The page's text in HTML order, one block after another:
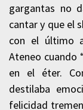
gargantas no
cantar y que el
con el último
Ateneo cuando
en el éter.
destilaba
felicidad